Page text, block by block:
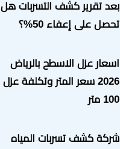
بعد تقرير كشف التسربات هل
تحصل على إعفاء 50%؟
اسعار عزل الاسطح بالرياض
2026 سعر المتر وتكلفة عزل
100 متر
شركة كشف تسربات المياه